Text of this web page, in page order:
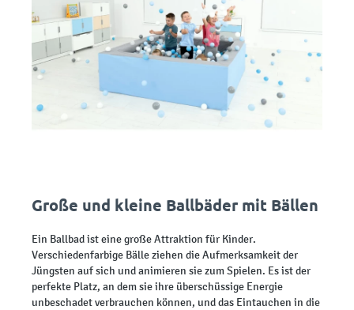
Große und kleine Ballbäder mit Bällen
Ein Ballbad ist eine große Attraktion für Kinder.
Verschiedenfarbige Bälle ziehen die Aufmerksamkeit der
Jüngsten auf sich und animieren sie zum Spielen. Es ist der
perfekte Platz, an dem sie ihre überschüssige Energie
unbeschadet verbrauchen können, und das Eintauchen in die